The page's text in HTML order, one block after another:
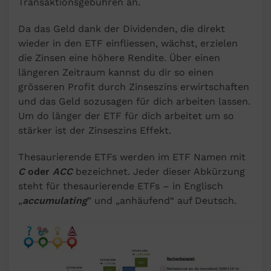
Transaktionsgebühren an.
Da das Geld dank der Dividenden, die direkt
wieder in den ETF einfliessen, wächst, erzielen
die Zinsen eine höhere Rendite. Über einen
längeren Zeitraum kannst du dir so einen
grösseren Profit durch Zinseszins erwirtschaften
und das Geld sozusagen für dich arbeiten lassen.
Um do länger der ETF für dich arbeitet um so
stärker ist der Zinseszins Effekt.
Thesaurierende ETFs werden im ETF Namen mit
Coder ACCbezeichnet. Jeder dieser Abkürzung
steht für thesaurierende ETFs – in Englisch
„accumulating” und „anhäufend“ auf Deutsch.